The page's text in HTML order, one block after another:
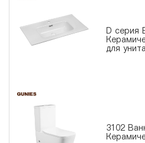
D серия
для
3102